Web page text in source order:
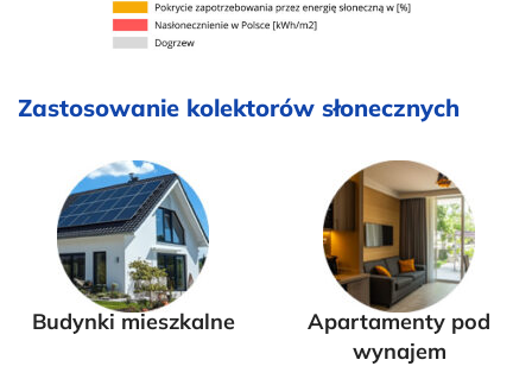
Zastosowanie kolektorów słonecznych
Budynki mieszkalne
Apartamenty pod
wynajem